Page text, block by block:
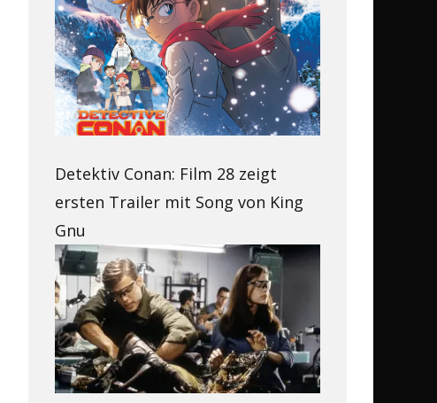
Detektiv Conan: Film 28 zeigt
ersten Trailer mit Song von King
Gnu